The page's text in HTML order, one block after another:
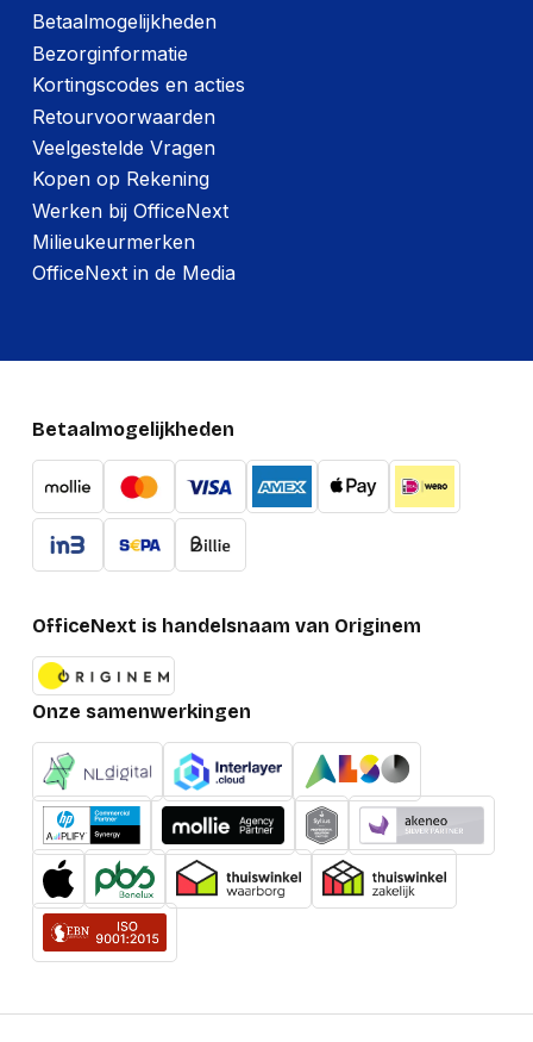
Betaalmogelijkheden
Bezorginformatie
Kortingscodes en acties
Retourvoorwaarden
Veelgestelde Vragen
Kopen op Rekening
Werken bij OfficeNext
Milieukeurmerken
OfficeNext in de Media
Betaalmogelijkheden
OfficeNext is handelsnaam van Originem
Onze samenwerkingen